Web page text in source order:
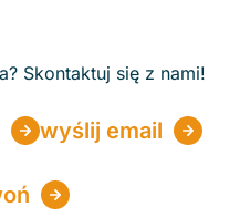
Skontaktuj się z nami!
wyślij email